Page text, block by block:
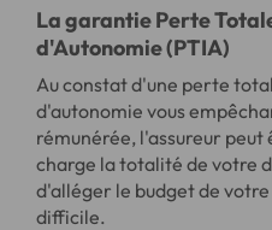
La garantie Perte
d'Autonomie (PTIA)
Au constat d'une perte
d'autonomie vous
rémunérée, l'assureur
charge la totalité de votre
d'alléger le budget de
difficile.